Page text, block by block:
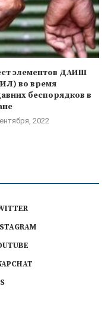
элементов ДАИШ
во время
беспорядков в
2022